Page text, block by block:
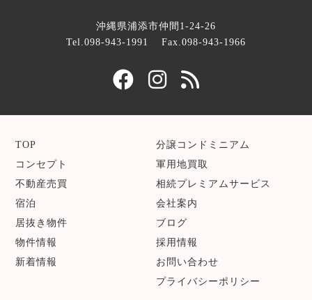
沖縄県浦添市仲間1-24-26
Tel.098-943-1991
Fax.098-943-1966
TOP
コンセプト
不動産売買
宿泊
居抜き物件
物件情報
新着情報
分譲コンドミニアム
軍用地買取
相続プレミアムサービス
会社案内
ブログ
採用情報
お問い合わせ
プライバシーポリシー